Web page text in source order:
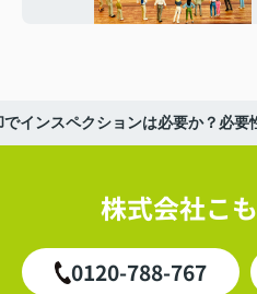
でインスペクションは必要か？必
株式会社こ
0120-788-767